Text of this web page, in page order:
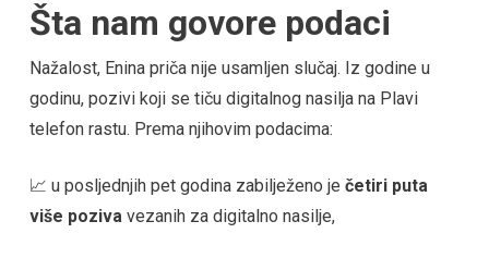
Šta nam govore podaci
Nažalost, Enina priča nije usamljen slučaj. Iz godine u
godinu, pozivi koji se tiču digitalnog nasilja na Plavi
telefon rastu. Prema njihovim podacima:
📈 u posljednjih pet godina zabilježeno je četiri puta
više poziva vezanih za digitalno nasilje,